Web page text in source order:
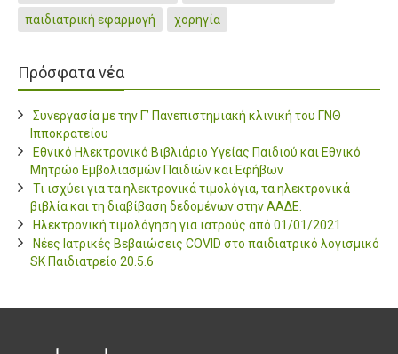
παιδιατρική εφαρμογή
χορηγία
Πρόσφατα νέα
Συνεργασία με την Γ’ Πανεπιστημιακή κλινική του ΓΝΘ
Ιπποκρατείου
Εθνικό Ηλεκτρονικό Βιβλιάριο Υγείας Παιδιού και Εθνικό
Μητρώο Εμβολιασμών Παιδιών και Εφήβων
Τι ισχύει για τα ηλεκτρονικά τιμολόγια, τα ηλεκτρονικά
βιβλία και τη διαβίβαση δεδομένων στην ΑΑΔΕ.
Ηλεκτρονική τιμολόγηση για ιατρούς από 01/01/2021
Νέες Ιατρικές Βεβαιώσεις COVID στο παιδιατρικό λογισμικό
SK Παιδιατρείο 20.5.6